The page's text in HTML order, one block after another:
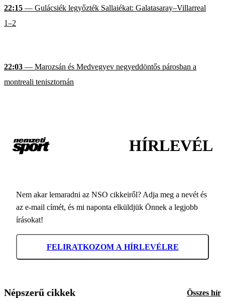
22:15 — Gulácsiék legyőzték Sallaiékat: Galatasaray–Villarreal
1–2
22:03 — Marozsán és Medvegyev negyeddöntős párosban a
montreali tenisztornán
HÍRLEVÉL
Nem akar lemaradni az NSO cikkeiről? Adja meg a nevét és
az e-mail címét, és mi naponta elküldjük Önnek a legjobb
írásokat!
FELIRATKOZOM A HÍRLEVÉLRE
Népszerű cikkek Összes hír